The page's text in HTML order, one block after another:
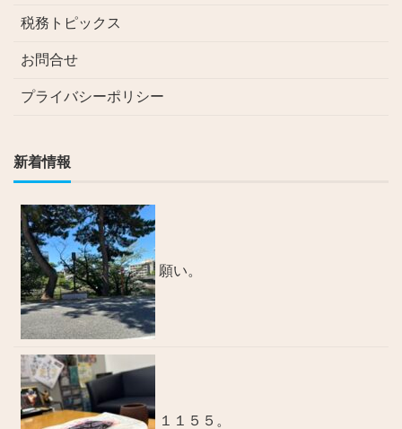
税務トピックス
お問合せ
プライバシーポリシー
新着情報
願い。
１１５５。